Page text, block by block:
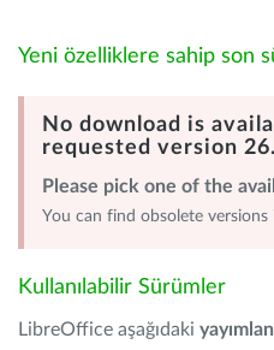
Yeni özelliklere sahip son
No download is
requested version
Please pick one of the
You can find obsolete versions
Kullanılabilir Sürümler
LibreOffice aşağıdaki